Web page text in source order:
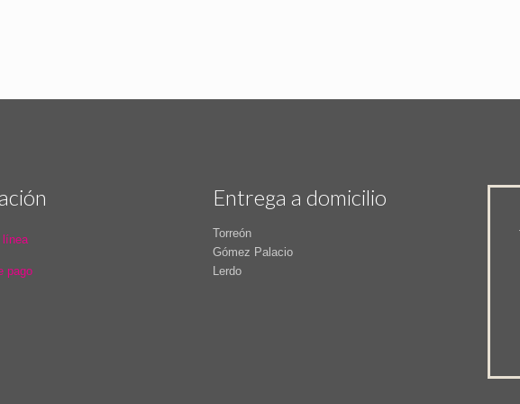
línea
pago
Entrega a domicilio
Torreón
Gómez Palacio
Lerdo